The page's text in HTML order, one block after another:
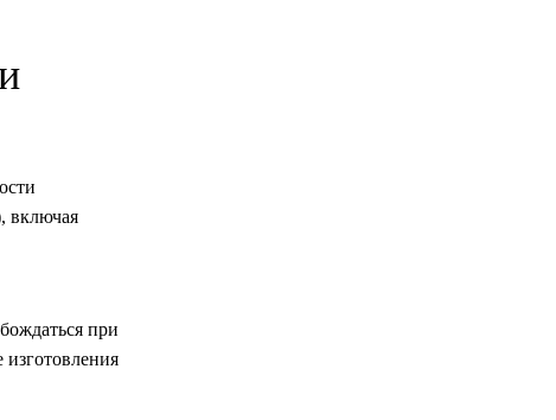
включая
при